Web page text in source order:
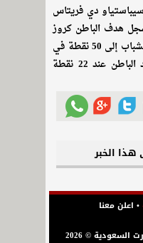
دي فريتاس
37 و65 ، فيما سجل هدف الباطن كروز
في الدقيقة 94 ، ليرتفع رصيد الشباب إلى 50 نقطة في
المركز الثالث، فيما تجمد رصيد الباطن عند 22 نقطة
هذا الخبر
• اعلن معنا
© 2026